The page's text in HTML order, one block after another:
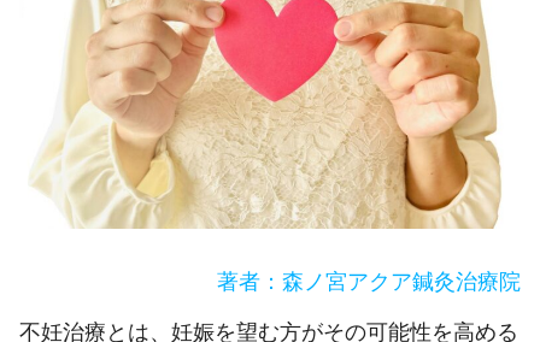
著者：森ノ宮アクア鍼灸治療院
不妊治療とは、妊娠を望む方がその可能性を高める